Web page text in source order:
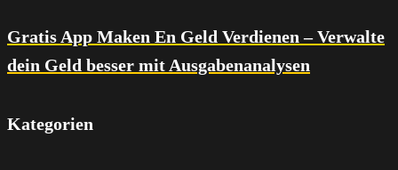
Gratis App Maken En Geld Verdienen – Verwalte
dein Geld besser mit Ausgabenanalysen
Kategorien